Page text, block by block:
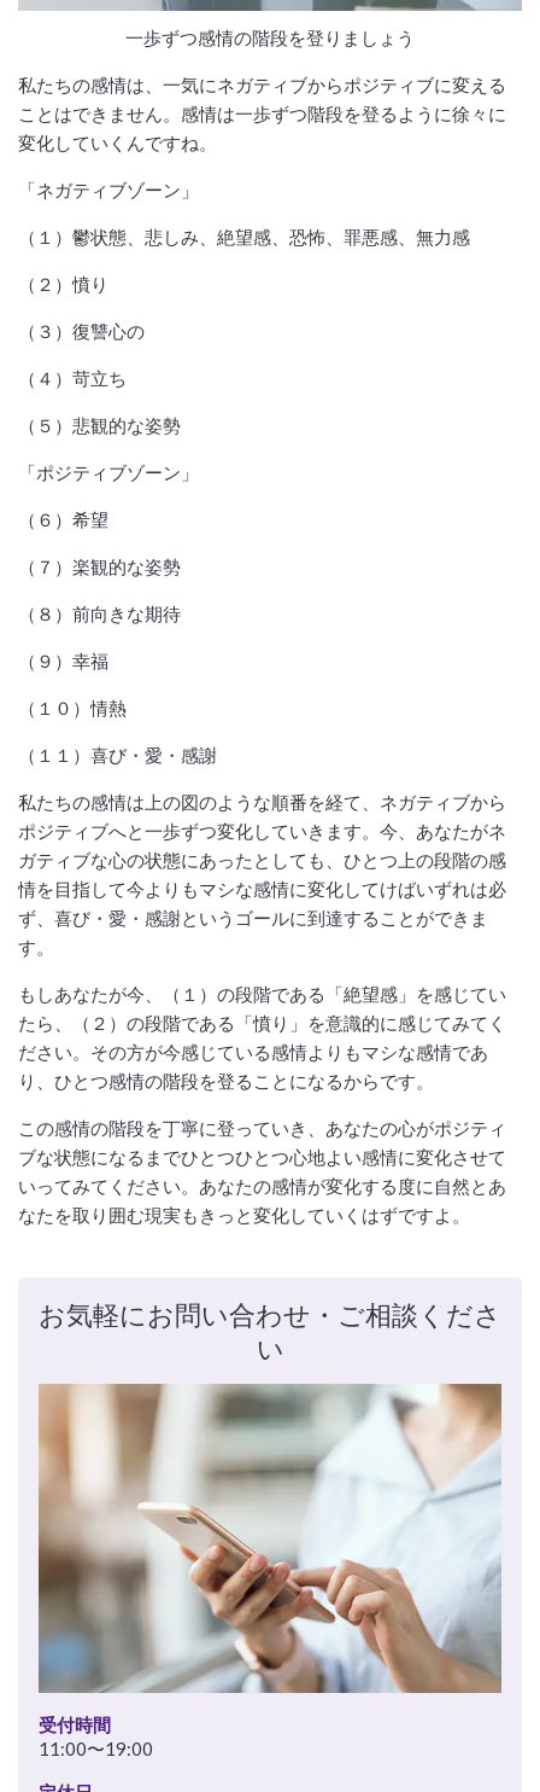
一歩ずつ感情の階段を登りましょう
私たちの感情は、一気にネガティブからポジティブに変える
ことはできません。感情は一歩ずつ階段を登るように徐々に
変化していくんですね。
「ネガティブゾーン」
（１）鬱状態、悲しみ、絶望感、恐怖、罪悪感、無力感
（２）憤り
（３）復讐心の
（４）苛立ち
（５）悲観的な姿勢
「ポジティブゾーン」
（６）希望
（７）楽観的な姿勢
（８）前向きな期待
（９）幸福
（１０）情熱
（１１）喜び・愛・感謝
私たちの感情は上の図のような順番を経て、ネガティブから
ポジティブへと一歩ずつ変化していきます。今、あなたがネ
ガティブな心の状態にあったとしても、ひとつ上の段階の感
情を目指して今よりもマシな感情に変化してけばいずれは必
ず、喜び・愛・感謝というゴールに到達することができま
す。
もしあなたが今、（１）の段階である「絶望感」を感じてい
たら、（２）の段階である「憤り」を意識的に感じてみてく
ださい。その方が今感じている感情よりもマシな感情であ
り、ひとつ感情の階段を登ることになるからです。
この感情の階段を丁寧に登っていき、あなたの心がポジティ
ブな状態になるまでひとつひとつ心地よい感情に変化させて
いってみてください。あなたの感情が変化する度に自然とあ
なたを取り囲む現実もきっと変化していくはずですよ。
お気軽にお問い合わせ・ご相談くださ
い
受付時間
11:00〜19:00